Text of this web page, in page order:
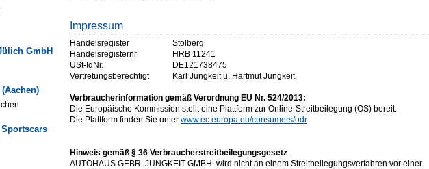
GmbH
Impressum
Handelsregister
Stolberg
Handelsregisternr
HRB 11241
USt-IdNr.
DE121738475
Vertretungsberechtigt
Karl Jungkeit u. Hartmut Jungkeit
Verbraucherinformation gemäß Verordnung EU Nr. 524/2013:
Die Europäische Kommission stellt eine Plattform zur Online-Streitbeilegung (OS) bereit.
Die Plattform finden Sie unter www.ec.europa.eu/consumers/odr
Hinweis gemäß § 36 Verbraucherstreitbeilegungsgesetz
AUTOHAUS GEBR. JUNGKEIT GMBH wird nicht an einem Streitbeilegungsverfahren vor einer